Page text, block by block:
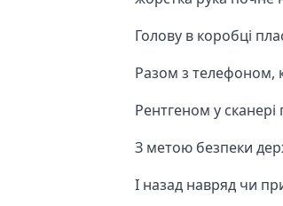
Голову в коробці
Разом з телефоном,
Рентгеном у сканері
З метою безпеки
І назад навряд чи